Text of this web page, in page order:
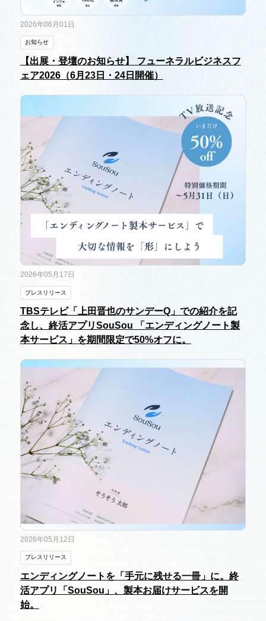
2026年06月01日
お知らせ
【出展・登壇のお知らせ】 フューネラルビジネスフ
ェア2026（6月23日・24日開催）
2026年05月17日
プレスリリース
TBSテレビ「上田晋也のサンデーQ」での紹介を記
念し、終活アプリSouSou 「エンディングノート製
本サービス」を期間限定で50%オフに。
2026年05月12日
プレスリリース
エンディングノートを「手元に残せる一冊」に。終
活アプリ「SouSou」、製本お届けサービスを開
始。